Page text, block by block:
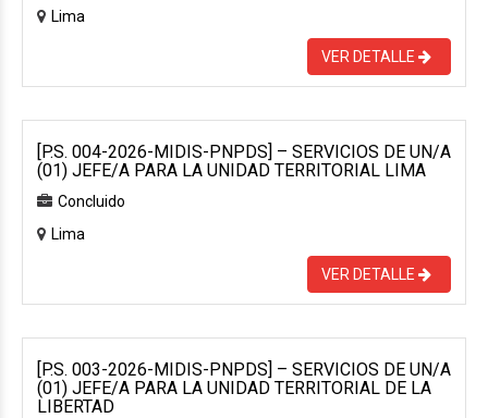
Lima
VER DETALLE
[P.S. 004-2026-MIDIS-PNPDS] – SERVICIOS DE UN/A
(01) JEFE/A PARA LA UNIDAD TERRITORIAL LIMA
Concluido
Lima
VER DETALLE
[P.S. 003-2026-MIDIS-PNPDS] – SERVICIOS DE UN/A
(01) JEFE/A PARA LA UNIDAD TERRITORIAL DE LA
LIBERTAD